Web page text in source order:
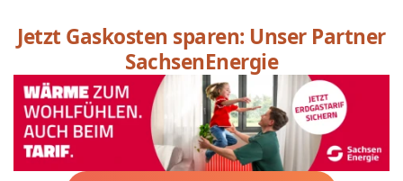
Jetzt Gaskosten sparen: Unser Partner
SachsenEnergie